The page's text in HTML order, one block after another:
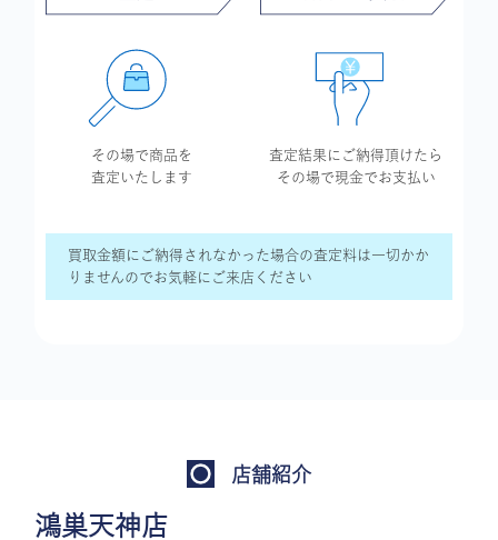
その場で商品を
査定いたします
査定結果に ご納得頂けたら
その場で現金で お支払い
買取金額にご納得されなかった場合の査定料は一切かか
りませんのでお気軽にご来店ください
店舗紹介
鴻巣天神店